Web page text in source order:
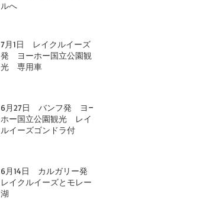
ルへ
7月1日 レイクルイーズ
発 ヨーホー国立公園観
光 専用車
6月27日 バンフ発 ヨー
ホー国立公園観光 レイク
ルイーズゴンドラ付
6月14日 カルガリー発
レイクルイーズとモレーン
湖